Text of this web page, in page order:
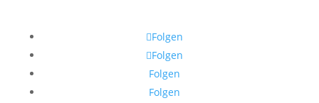
Folgen
Folgen
Folgen
Folgen